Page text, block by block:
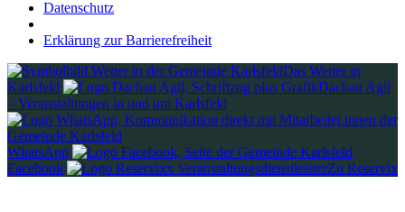
Datenschutz
Erklärung zur Barrierefreiheit
Das Wetter in
Karlsfeld
Dachau Agil
– Veranstaltungen in und um Karlsfeld
WhatsApp
Facebook
Zu Reservix